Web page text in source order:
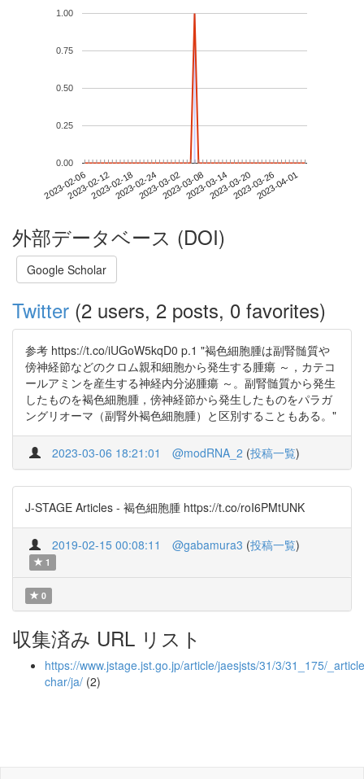
2023-02-062023-02-122023-02-182023-02-242023-03-022023-03-082023-03-142023-03-202023-03-262023-04-01
0.00
0.25
0.50
0.75
1.00
外部データベース (DOI)
Google Scholar
Twitter (2 users, 2 posts, 0 favorites)
参考 https://t.co/iUGoW5kqD0 p.1 "褐色細胞腫は副腎髄質や
傍神経節などのクロム親和細胞から発生する腫瘍 ～，カテコ
ールアミンを産生する神経内分泌腫瘍 ～。副腎髄質から発生
したものを褐色細胞腫，傍神経節から発生したものをパラガ
ングリオーマ（副腎外褐色細胞腫）と区別することもある。"
2023-03-06 18:21:01 @modRNA_2 (投稿一覧)
J-STAGE Articles - 褐色細胞腫 https://t.co/roI6PMtUNK
2019-02-15 00:08:11 @gabamura3 (投稿一覧)
1
0
収集済み URL リスト
https://www.jstage.jst.go.jp/article/jaesjsts/31/3/31_175/
char/ja/ (2)